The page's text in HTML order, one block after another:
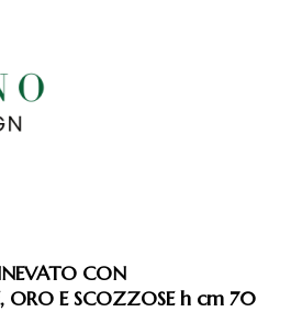
CON
ORO E SCOZZOSE h cm 70